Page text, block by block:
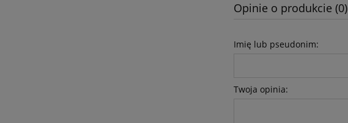
Opinie o produkcie (0)
Imię lub pseudonim:
Twoja opinia: